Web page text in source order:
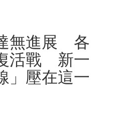
無進展 各
活戰 新一
」壓在這一